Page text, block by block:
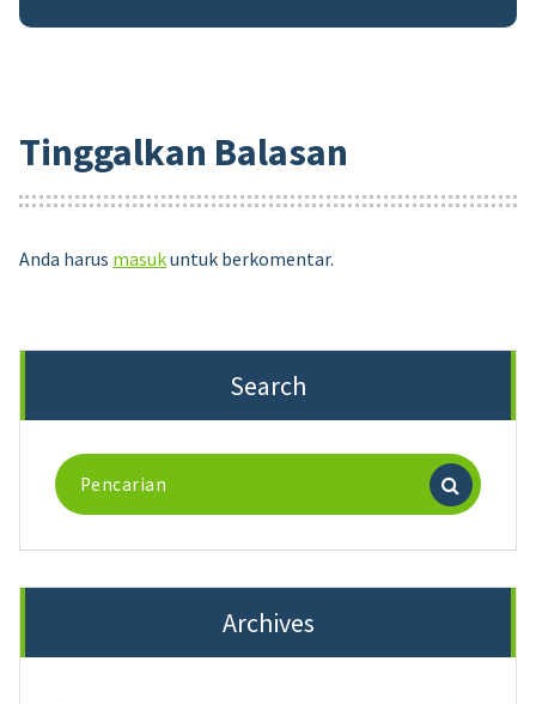
Tinggalkan Balasan
Anda harus masukuntuk berkomentar.
Search
Pencarian
untuk:
Archives